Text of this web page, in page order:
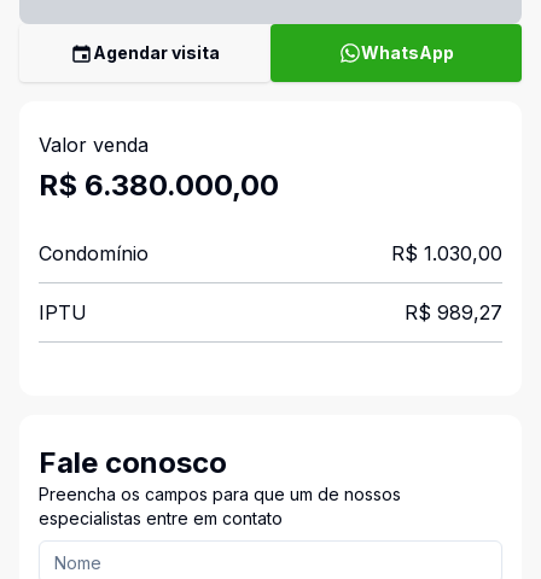
Agendar visita WhatsApp
Valor venda
R$ 6.380.000,00
Condomínio R$ 1.030,00
IPTU R$ 989,27
Fale conosco
Preencha os campos para que um de nossos
especialistas entre em contato